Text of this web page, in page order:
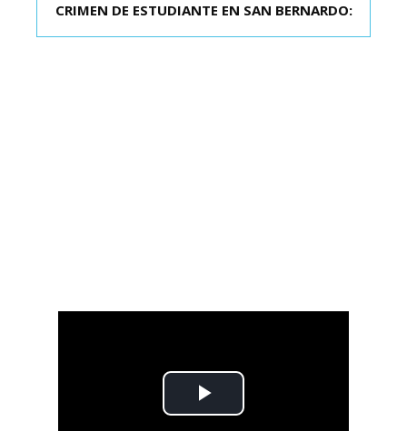
FIESTA EN EL MONUMENTAL: LA